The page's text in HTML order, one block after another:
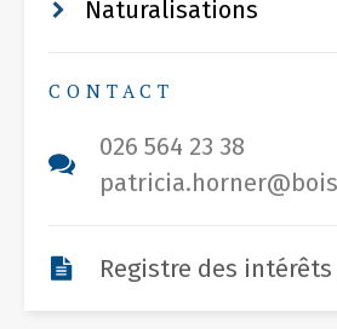
Naturalisations
CONTACT
026 564 23 38
Registre des intérêts